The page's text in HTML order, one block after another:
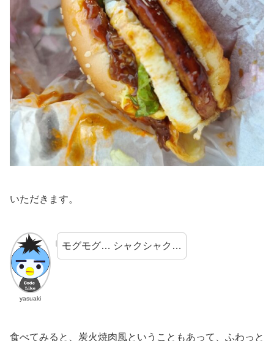
いただきます。
yasuaki
モグモグ… シャクシャク…
食べてみると、炭火焼肉風ということもあって、ふわっと